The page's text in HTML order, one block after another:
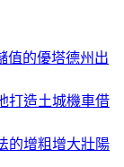
值的優塔德州出
打造土城機車借
的增粗增大壯陽